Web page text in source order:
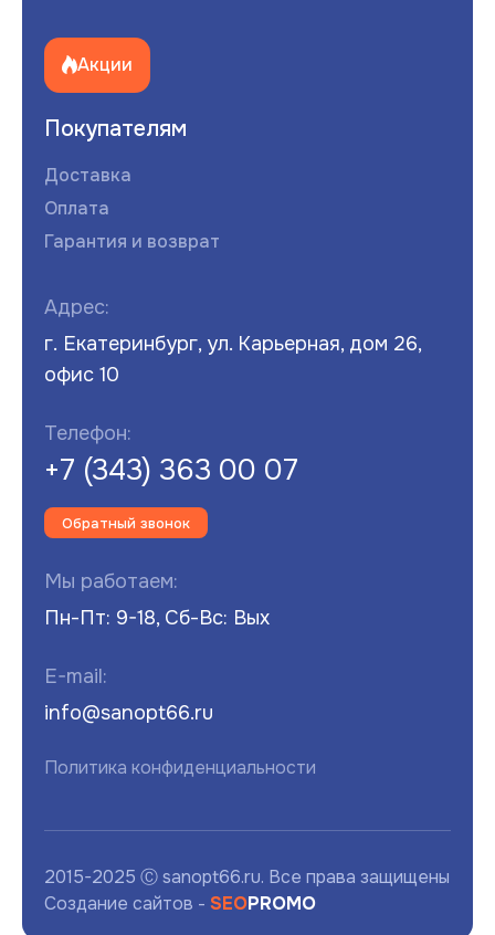
Акции
Покупателям
Доставка
Оплата
Гарантия и возврат
Адрес:
г. Екатеринбург, ул. Карьерная, дом 26,
офис 10
Телефон:
+7 (343) 363 00 07
Обратный звонок
Мы работаем:
Пн-Пт: 9-18, Сб-Вс: Вых
E-mail:
info@sanopt66.ru
Политика конфиденциальности
2015-2025 Ⓒ sanopt66.ru. Все права защищены
Создание сайтов - SEOPROMO